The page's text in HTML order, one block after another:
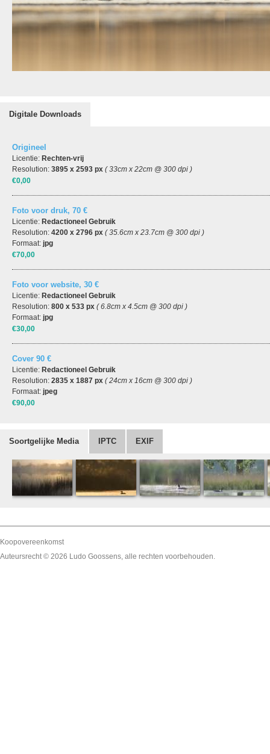
Digitale Downloads
Origineel
Licentie: Rechten-vrij
Resolution: 3895 x 2593 px ( 33cm x 22cm @ 300 dpi )
€0,00
Foto voor druk, 70 €
Licentie: Redactioneel Gebruik
Resolution: 4200 x 2796 px ( 35.6cm x 23.7cm @ 300 dpi )
Formaat: jpg
€70,00
Foto voor website, 30 €
Licentie: Redactioneel Gebruik
Resolution: 800 x 533 px ( 6.8cm x 4.5cm @ 300 dpi )
Formaat: jpg
€30,00
Cover 90 €
Licentie: Redactioneel Gebruik
Resolution: 2835 x 1887 px ( 24cm x 16cm @ 300 dpi )
Formaat: jpeg
€90,00
Soortgelijke Media IPTC EXIF
Koopovereenkomst
Auteursrecht © 2026 Ludo Goossens, alle rechten voorbehouden.